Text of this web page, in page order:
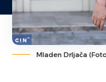
Mladen Drljača